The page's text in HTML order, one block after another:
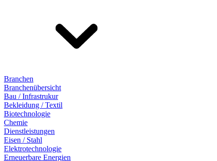
Branchen
Branchenübersicht
Bau / Infrastrukur
Bekleidung / Textil
Biotechnologie
Chemie
Dienstleistungen
Eisen / Stahl
Elektrotechnologie
Erneuerbare Energien